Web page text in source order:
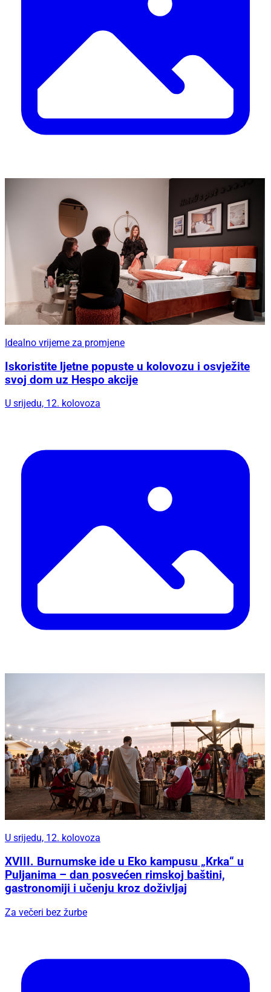
Idealno vrijeme za promjene
Iskoristite ljetne popuste u kolovozu i osvježite
svoj dom uz Hespo akcije
U srijedu, 12. kolovoza
U srijedu, 12. kolovoza
XVIII. Burnumske ide u Eko kampusu „Krka“ u
Puljanima – dan posvećen rimskoj baštini,
gastronomiji i učenju kroz doživljaj
Za večeri bez žurbe